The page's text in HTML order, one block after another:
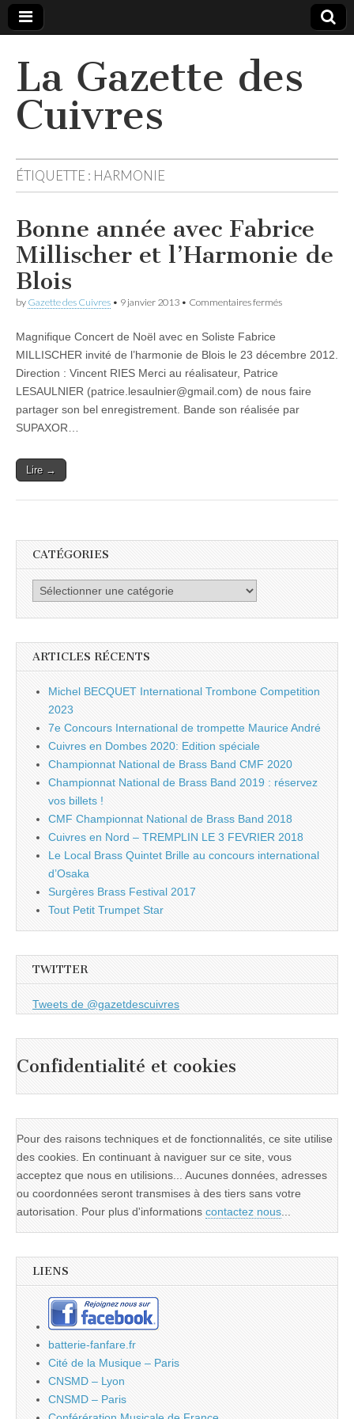
La Gazette des
Cuivres
ÉTIQUETTE : HARMONIE
Bonne année avec Fabrice
Millischer et l’Harmonie de
Blois
by Gazette des Cuivres • 9 janvier 2013 • Commentaires ferméssur
Fabrice
l’Harmonie
Blois
Magnifique Concert de Noël avec en Soliste Fabrice
MILLISCHER invité de l’harmonie de Blois le 23 décembre 2012.
Direction : Vincent RIES Merci au réalisateur, Patrice
LESAULNIER (patrice.lesaulnier@gmail.com) de nous faire
partager son bel enregistrement. Bande son réalisée par
SUPAXOR…
Lire →
CATÉGORIES
Catégories
ARTICLES RÉCENTS
Michel BECQUET International Trombone Competition
2023
7e Concours International de trompette Maurice André
Cuivres en Dombes 2020: Edition spéciale
Championnat National de Brass Band CMF 2020
Championnat National de Brass Band 2019 : réservez
vos billets !
CMF Championnat National de Brass Band 2018
Cuivres en Nord – TREMPLIN LE 3 FEVRIER 2018
Le Local Brass Quintet Brille au concours international
d’Osaka
Surgères Brass Festival 2017
Tout Petit Trumpet Star
TWITTER
Tweets de @gazetdescuivres
Confidentialité et cookies
Pour des raisons techniques et de fonctionnalités, ce site utilise
des cookies. En continuant à naviguer sur ce site, vous
acceptez que nous en utilisions... Aucunes données, adresses
ou coordonnées seront transmises à des tiers sans votre
autorisation. Pour plus d'informations contactez nous...
LIENS
batterie-fanfare.fr
Cité de la Musique – Paris
CNSMD – Lyon
CNSMD – Paris